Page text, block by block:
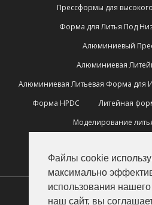
Файлы cookie
максимально
использования
наш сайт, вы
Прессформы для
Форма для Литья Под
Алюминиевый
Алюминиевая
Алюминиевая Литьевая Форма для
Форма HPDC
Литейная
Моделирование
Изготовление